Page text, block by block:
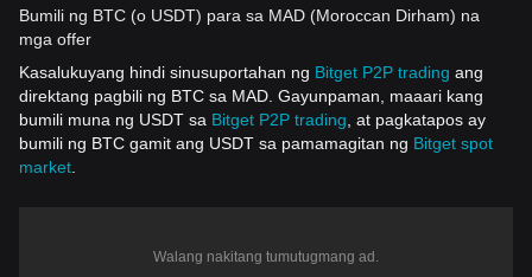
Bumili ng BTC (o USDT) para sa MAD (Moroccan Dirham) na
mga offer
Kasalukuyang hindi sinusuportahan ng Bitget P2P trading ang
direktang pagbili ng BTC sa MAD. Gayunpaman, maaari kang
bumili muna ng USDT sa Bitget P2P trading , at pagkatapos ay
bumili ng BTC gamit ang USDT sa pamamagitan ng Bitget spot
market
Walang nakitang tumutugmang ad.